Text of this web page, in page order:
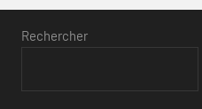
Rechercher